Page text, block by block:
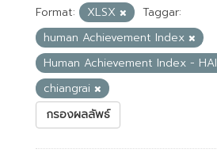
Format: XLSX
Taggar:
human Achievement Index
Human Achievement Index - HAI
chiangrai
กรองผลลัพธ์